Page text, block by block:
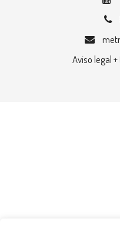
Aviso legal